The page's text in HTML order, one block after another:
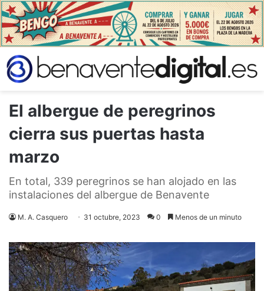
El albergue de peregrinos
cierra sus puertas hasta
marzo
En total, 339 peregrinos se han alojado en las
instalaciones del albergue de Benavente
M. A. Casquero 31 octubre, 2023 0 Menos de un minuto